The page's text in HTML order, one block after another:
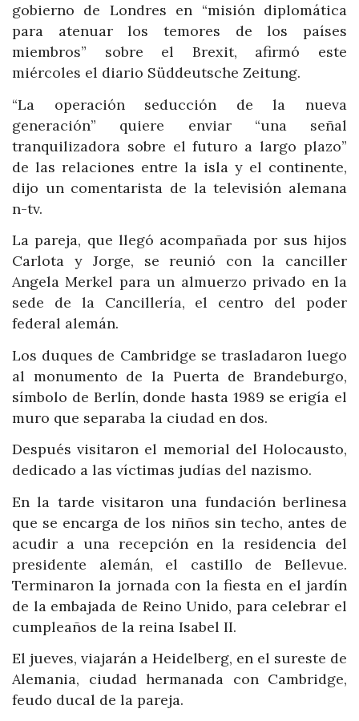
gobierno de Londres en “misión diplomática
para atenuar los temores de los países
miembros” sobre el Brexit, afirmó este
miércoles el diario Süddeutsche Zeitung.
“La operación seducción de la nueva
generación” quiere enviar “una señal
tranquilizadora sobre el futuro a largo plazo”
de las relaciones entre la isla y el continente,
dijo un comentarista de la televisión alemana
n-tv.
La pareja, que llegó acompañada por sus hijos
Carlota y Jorge, se reunió con la canciller
Angela Merkel para un almuerzo privado en la
sede de la Cancillería, el centro del poder
federal alemán.
Los duques de Cambridge se trasladaron luego
al monumento de la Puerta de Brandeburgo,
símbolo de Berlín, donde hasta 1989 se erigía el
muro que separaba la ciudad en dos.
Después visitaron el memorial del Holocausto,
dedicado a las víctimas judías del nazismo.
En la tarde visitaron una fundación berlinesa
que se encarga de los niños sin techo, antes de
acudir a una recepción en la residencia del
presidente alemán, el castillo de Bellevue.
Terminaron la jornada con la fiesta en el jardín
de la embajada de Reino Unido, para celebrar el
cumpleaños de la reina Isabel II.
El jueves, viajarán a Heidelberg, en el sureste de
Alemania, ciudad hermanada con Cambridge,
feudo ducal de la pareja.